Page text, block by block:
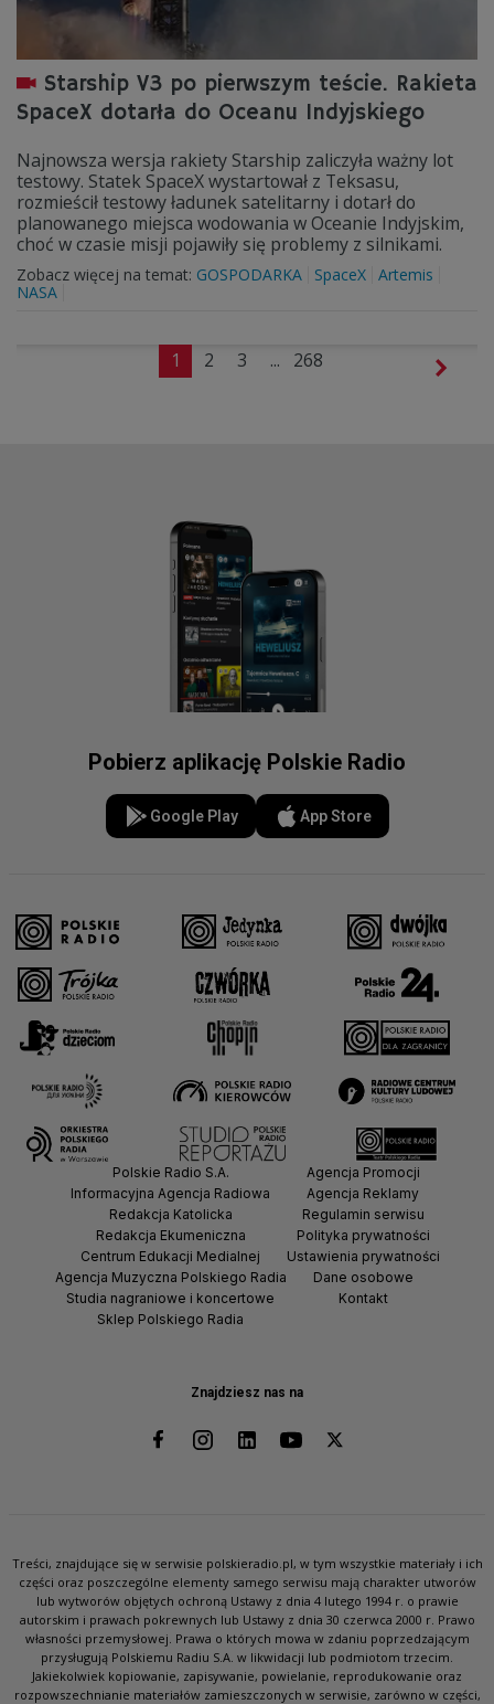
Starship V3 po pierwszym teście. Rakieta
SpaceX dotarła do Oceanu Indyjskiego
Najnowsza wersja rakiety Starship zaliczyła ważny lot
testowy. Statek SpaceX wystartował z Teksasu,
rozmieścił testowy ładunek satelitarny i dotarł do
planowanego miejsca wodowania w Oceanie Indyjskim,
choć w czasie misji pojawiły się problemy z silnikami.
Zobacz więcej na temat: GOSPODARKA SpaceX Artemis
NASA
1 2 3 ... 268
Pobierz aplikację Polskie Radio
Google Play App Store
Znajdziesz nas na
Polskie Radio S.A.
Informacyjna Agencja Radiowa
Redakcja Katolicka
Redakcja Ekumeniczna
Centrum Edukacji Medialnej
Agencja Muzyczna Polskiego Radia
Studia nagraniowe i koncertowe
Sklep Polskiego Radia
Agencja Promocji
Agencja Reklamy
Regulamin serwisu
Polityka prywatności
Ustawienia prywatności
Dane osobowe
Kontakt
Treści, znajdujące się w serwisie polskieradio.pl, w tym wszystkie materiały i ich
części oraz poszczególne elementy samego serwisu mają charakter utworów
lub wytworów objętych ochroną Ustawy z dnia 4 lutego 1994 r. o prawie
autorskim i prawach pokrewnych lub Ustawy z dnia 30 czerwca 2000 r. Prawo
własności przemysłowej. Prawa o których mowa w zdaniu poprzedzającym
przysługują Polskiemu Radiu S.A. w likwidacji lub podmiotom trzecim.
Jakiekolwiek kopiowanie, zapisywanie, powielanie, reprodukowanie oraz
rozpowszechnianie materiałów zamieszczonych w serwisie, zarówno w części,